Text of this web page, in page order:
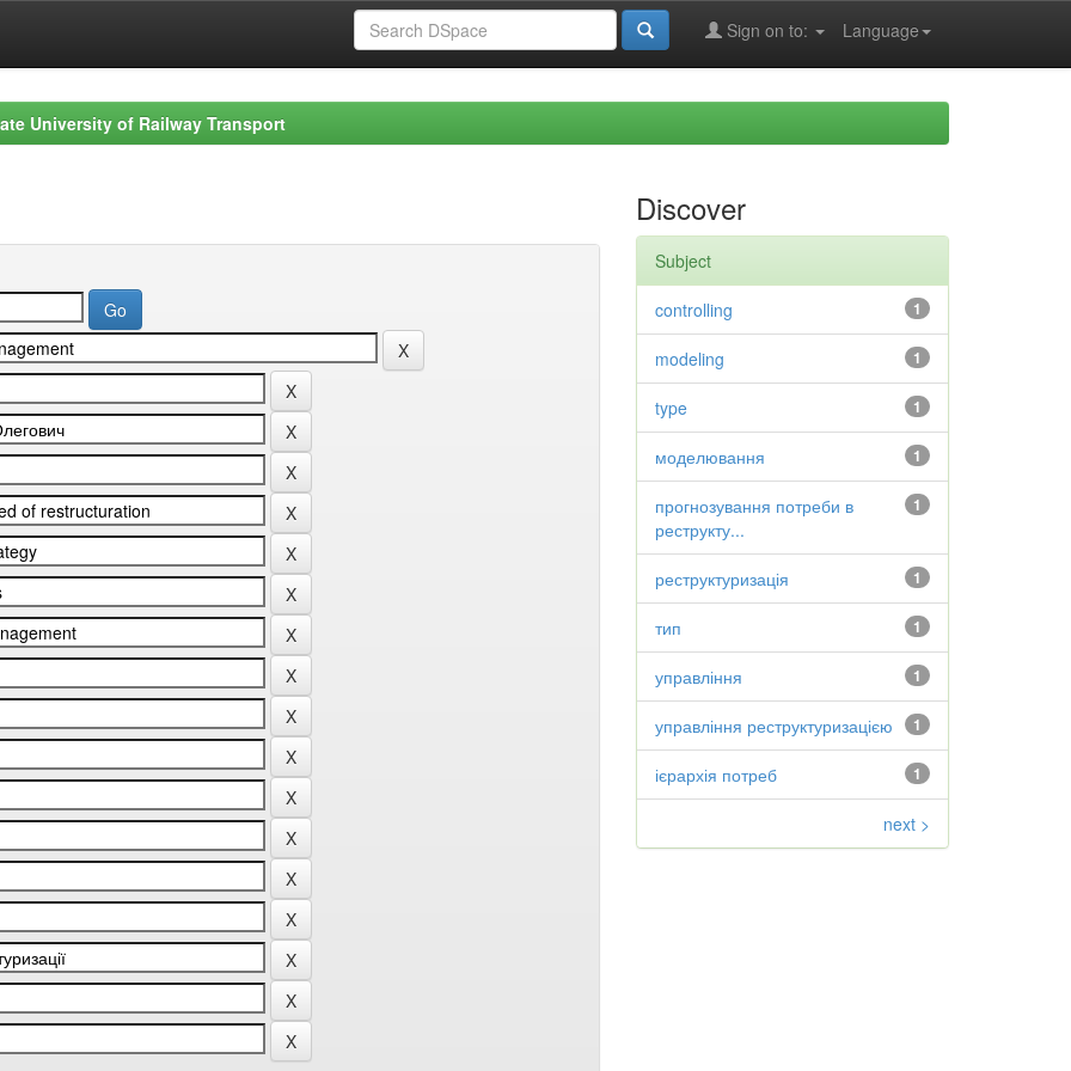
Language
Sign on to:
University of Railway Transport
Discover
Subject
1
controlling
1
modeling
1
type
1
моделювання
1
прогнозування потреби в
реструкту...
1
реструктуризація
1
тип
1
управління
1
управління реструктуризацією
1
ієрархія потреб
next >